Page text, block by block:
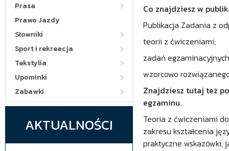
Prasa
Prawo Jazdy
Słowniki
Sport i rekreacja
Tekstylia
Upominki
Zabawki
AKTUALNOŚCI
Co znajdziesz w
Publikacja Zadania z
teorii z ćwiczeniami;
zadań
wzorcowo
Znajdziesz tutaj też
egzaminu.
Teoria z ćwiczeniami
zakresu kształcenia
praktyczne wskazówki,